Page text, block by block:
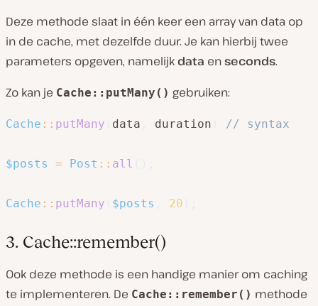
Deze methode slaat in één keer een array van data op
in de cache, met dezelfde duur. Je kan hierbij twee
parameters opgeven, namelijk data enseconds.
Zo kan je Cache::putMany() gebruiken:
Cache :: putMany data duration // syntax
$posts = Post :: all
Cache :: putMany $posts 20
3. Cache::remember()
Ook deze methode is een handige manier om caching
te implementeren. De Cache::remember() methode